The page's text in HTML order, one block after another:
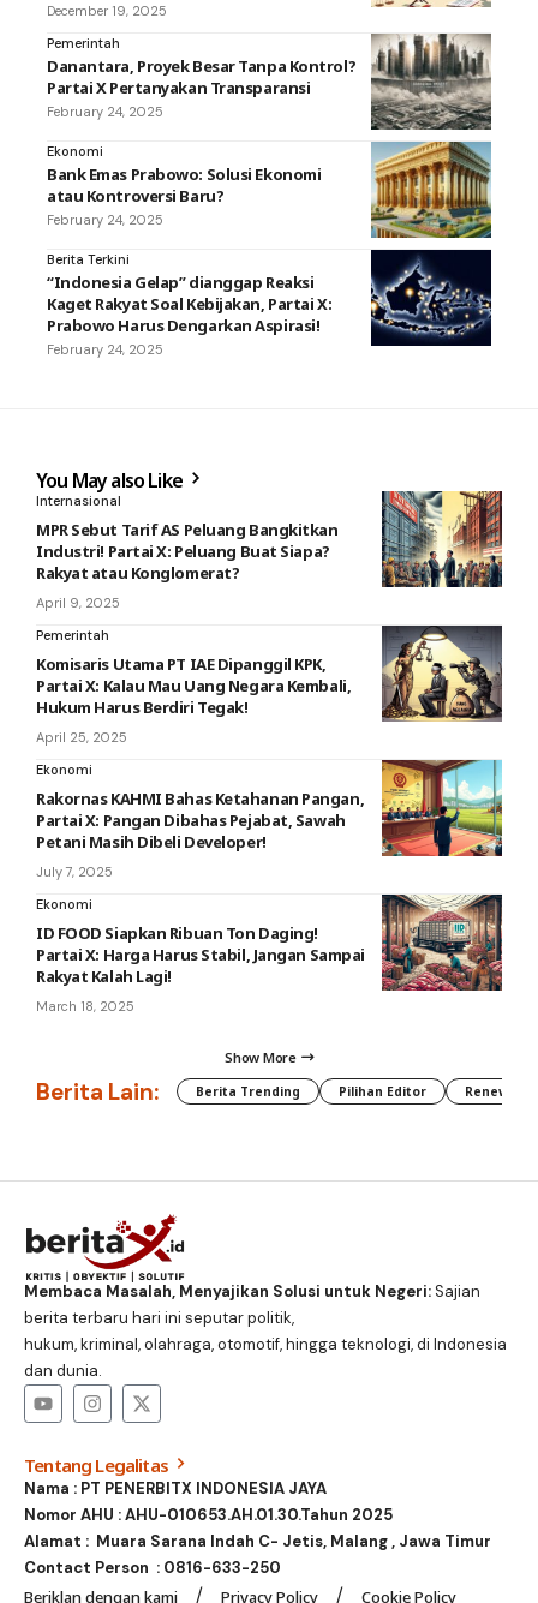
December 19, 2025
Pemerintah
Danantara, Proyek Besar Tanpa Kontrol?
Partai X Pertanyakan Transparansi
February 24, 2025
Ekonomi
Bank Emas Prabowo: Solusi Ekonomi
atau Kontroversi Baru?
February 24, 2025
Berita Terkini
“Indonesia Gelap” dianggap Reaksi
Kaget Rakyat Soal Kebijakan, Partai X:
Prabowo Harus Dengarkan Aspirasi!
February 24, 2025
You May also Like
Internasional
MPR Sebut Tarif AS Peluang Bangkitkan
Industri! Partai X: Peluang Buat Siapa?
Rakyat atau Konglomerat?
April 9, 2025
Pemerintah
Komisaris Utama PT IAE Dipanggil KPK,
Partai X: Kalau Mau Uang Negara Kembali,
Hukum Harus Berdiri Tegak!
April 25, 2025
Ekonomi
Rakornas KAHMI Bahas Ketahanan Pangan,
Partai X: Pangan Dibahas Pejabat, Sawah
Petani Masih Dibeli Developer!
July 7, 2025
Ekonomi
ID FOOD Siapkan Ribuan Ton Daging!
Partai X: Harga Harus Stabil, Jangan Sampai
Rakyat Kalah Lagi!
March 18, 2025
Show More
Berita Lain: Berita Trending Pilihan Editor
Membaca Masalah, Menyajikan Solusi untuk Negeri:Sajian
berita terbaru hari ini seputar politik,
hukum, kriminal, olahraga, otomotif, hingga teknologi, di Indonesia
dan dunia.
Tentang Legalitas
Nama : PT PENERBITX INDONESIA JAYA
Nomor AHU : AHU-010653.AH.01.30.Tahun 2025
Alamat : Muara Sarana Indah C- Jetis, Malang , Jawa Timur
Contact Person : 0816-633-250
Beriklan dengan kami Privacy Policy Cookie Policy